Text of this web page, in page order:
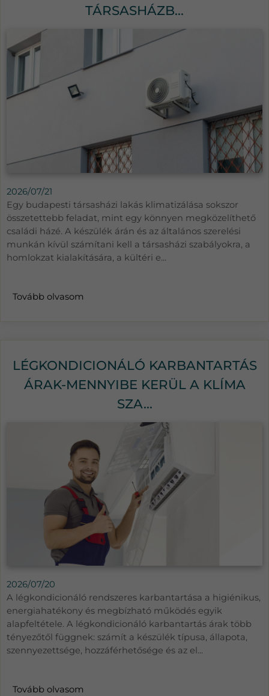
TÁRSASHÁZB...
2026/07/21
Egy budapesti társasházi lakás klimatizálása sokszor
összetettebb feladat, mint egy könnyen megközelíthető
családi házé. A készülék árán és az általános szerelési
munkán kívül számítani kell a társasházi szabályokra, a
homlokzat kialakítására, a kültéri e...
Tovább olvasom
LÉGKONDICIONÁLÓ KARBANTARTÁS
ÁRAK-MENNYIBE KERÜL A KLÍMA
SZA...
2026/07/20
A légkondicionáló rendszeres karbantartása a higiénikus,
energiahatékony és megbízható működés egyik
alapfeltétele. A légkondicionáló karbantartás árak több
tényezőtől függnek: számít a készülék típusa, állapota,
szennyezettsége, hozzáférhetősége és az el...
Tovább olvasom